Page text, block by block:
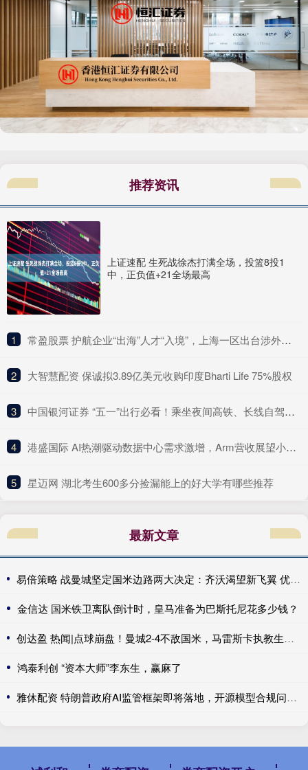
推荐资讯
上证速配 生死战徐杰打满全场，投篮8投1
中，正负值+21全场最高
1 ​常盈股票 护航企业“出海”人才“入境”，上海一区出台涉外法治“十项行动”
2 ​大智慧配资 保诚拟3.89亿美元收购印度Bharti Life 75%股权
3 ​中国银河证券 “五一”出行必看！乘坐夜间高铁、长线自驾攻略请收好
4 ​港盛国际 AI热潮驱动数据中心需求激增，Arm营收展望小幅超预期
5 ​星迈网 湖北考生600多分捡漏能上的好大学有哪些推荐
最新文章
易倍策略 战曼城坚定国米边路两大决定：齐沃渴望新飞翼 优先度高于罗梅罗
金信达 国米铁卫离队倒计时，皇马准备为巴斯托尼花多少钱？
创达盈 热闻|点球崩盘！曼城2-4不敌国米，马雷斯卡执教生涯首秀无缘开门红
鸿泰利创 “资本大师”李东生，赢麻了
雅休配资 特朗普政府AI监管框架即将落地，开源模型合规问题悬而未决